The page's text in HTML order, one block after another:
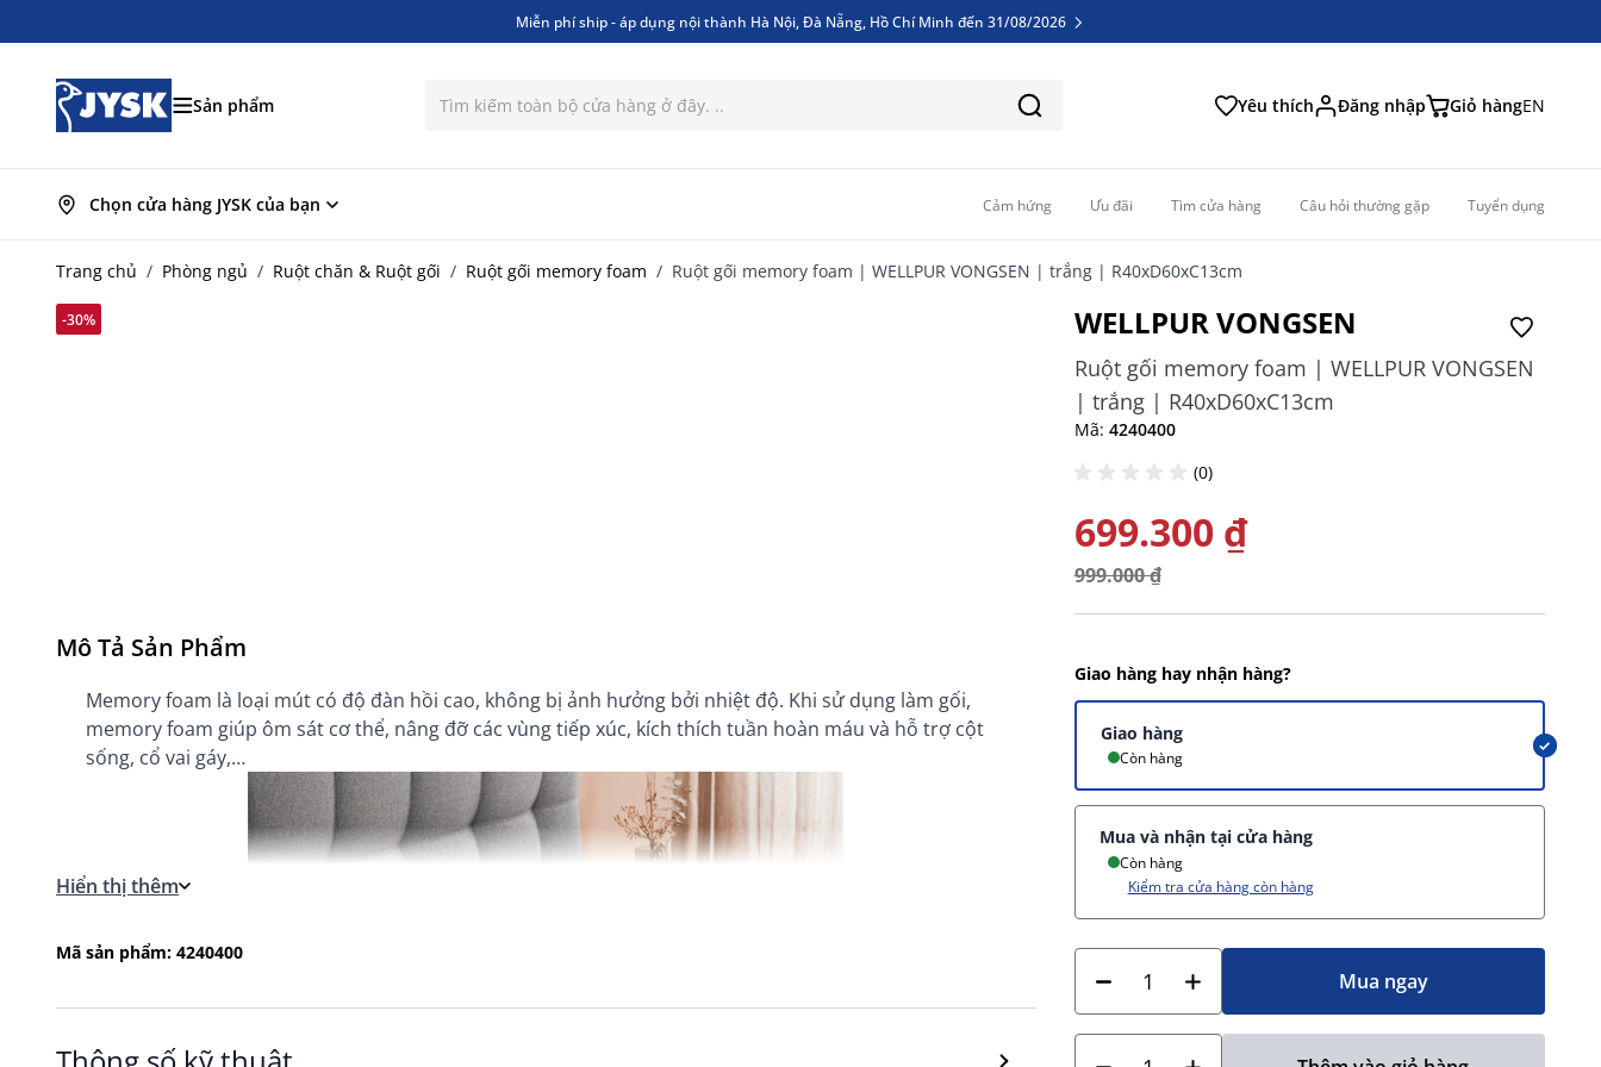
Miễn phí ship - áp dụng nội thành Hà Nội, Đà Nẵng, Hồ Chí Minh đến 31/08/2026
Sản phẩm Yêu thích Đăng nhập Giỏ hàngEN
Chọn cửa hàng JYSK của bạn Cảm hứng Ưu đãi Tìm cửa hàng Câu hỏi thường gặp Tuyển dụng
Trang chủ / Phòng ngủ / Ruột chăn & Ruột gối / Ruột gối memory foam / Ruột gối memory foam | WELLPUR VONGSEN | trắng | R40xD60xC13cm
-30% WELLPUR VONGSEN
Ruột gối memory foam | WELLPUR VONGSEN
| trắng | R40xD60xC13cm
Mã: 4240400
(0)
699.300 ₫
999.000 ₫
Giao hàng hay nhận hàng?
Giao hàng
Còn hàng
Mua và nhận tại cửa hàng
Còn hàng
Kiểm tra cửa hàng còn hàng
Mua ngay
Mô Tả Sản Phẩm
Memory foam là loại mút có độ đàn hồi cao, không bị ảnh hưởng bởi nhiệt độ. Khi sử dụng làm gối,
memory foam giúp ôm sát cơ thể, nâng đỡ các vùng tiếp xúc, kích thích tuần hoàn máu và hỗ trợ cột
sống, cổ vai gáy,…
Hiển thị thêm
Mã sản phẩm: 4240400